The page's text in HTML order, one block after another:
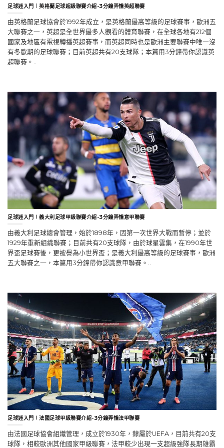
足球迷入門︱英格蘭足球超級聯賽介紹-3分鐘弄懂英超聯賽
由英格蘭足球協會於1992年成立，是英格蘭最高等級的足球賽事，歐洲五
大聯賽之一，英超是全世界最多人觀看的體育聯賽，在全球各地有212個
國家及地區有電視轉播英超賽事，而英超同時也是歐洲主要聯賽中唯一沒
有冬歇期的足球聯賽；目前英超共有20支球隊；本篇用3分鐘帶你認識英
超聯賽。..
足球迷入門∣義大利足球甲級聯賽介紹-3分鐘弄懂意甲聯賽
由義大利足球總會管理，始於1898年，因第一次世界大戰而暫停；並於
1929年重新組織聯賽；目前共有20支球隊，由於球星雲集，在1990年世
界盃足球賽後，更被譽為小世界盃；是義大利最高等級的足球賽事，歐洲
五大聯賽之一，本篇用3分鐘帶你認識意甲聯賽。..
足球迷入門∣法國足球甲級聯賽介紹-3分鐘弄懂法甲聯賽
由法國足球協會組織管理，成立於1930年，隸屬於UEFA，目前共有20支
球隊，相較歐洲其他國家甲級聯賽，法甲較少出現一支超級強隊長期雄霸